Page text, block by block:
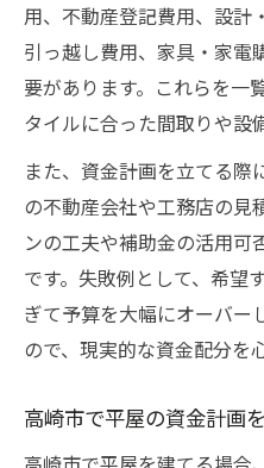
用、不動産登記費用、設計
引っ越し費用、家具・家電
要があります。これらを一
タイルに合った間取りや設
また、資金計画を立てる
の不動産会社や工務店の見
ンの工夫や補助金の活用可
です。失敗例として、希望
ぎて予算を大幅にオーバー
ので、現実的な資金配分を
高崎市で平屋の資金計画